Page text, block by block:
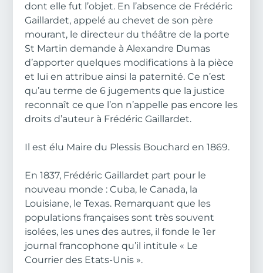
dont elle fut l’objet. En l’absence de Frédéric
Gaillardet, appelé au chevet de son père
mourant, le directeur du théâtre de la porte
St Martin demande à Alexandre Dumas
d’apporter quelques modifications à la pièce
et lui en attribue ainsi la paternité. Ce n’est
qu’au terme de 6 jugements que la justice
reconnaît ce que l’on n’appelle pas encore les
droits d’auteur à Frédéric Gaillardet.
Il est élu Maire du Plessis Bouchard en 1869.
En 1837, Frédéric Gaillardet part pour le
nouveau monde : Cuba, le Canada, la
Louisiane, le Texas. Remarquant que les
populations françaises sont très souvent
isolées, les unes des autres, il fonde le 1er
journal francophone qu’il intitule « Le
Courrier des Etats-Unis ».